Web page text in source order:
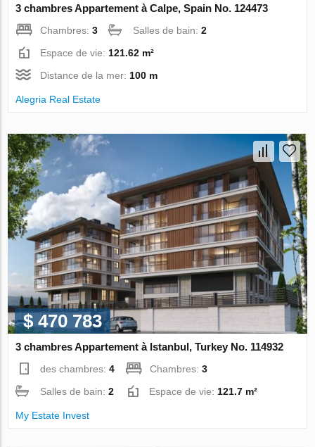
3 chambres Appartement à Calpe, Spain No. 124473
Chambres:3 Salles de bain:2
Espace de vie: 121.62 m²
Distance de la mer: 100 m
Alegria Real Estate
$ 470 783
3 chambres Appartement à Istanbul, Turkey No. 114932
des chambres:4 Chambres:3
Salles de bain:2 Espace de vie: 121.7 m²
My Estate Invest